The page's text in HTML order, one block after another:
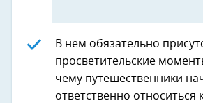
В нем обязательно
просветительские
чему путешественники
ответственно относиться